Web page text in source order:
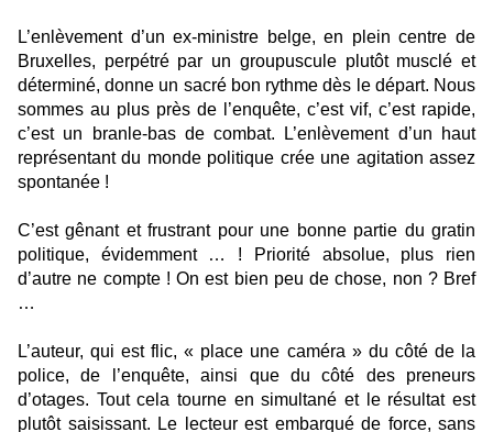
L’enlèvement d’un ex-ministre belge, en plein centre de
Bruxelles, perpétré par un groupuscule plutôt musclé et
déterminé, donne un sacré bon rythme dès le départ. Nous
sommes au plus près de l’enquête, c’est vif, c’est rapide,
c’est un branle-bas de combat. L’enlèvement d’un haut
représentant du monde politique crée une agitation assez
spontanée !
C’est gênant et frustrant pour une bonne partie du gratin
politique, évidemment … ! Priorité absolue, plus rien
d’autre ne compte ! On est bien peu de chose, non ? Bref
…
L’auteur, qui est flic, « place une caméra » du côté de la
police, de l’enquête, ainsi que du côté des preneurs
d’otages. Tout cela tourne en simultané et le résultat est
plutôt saisissant. Le lecteur est embarqué de force, sans